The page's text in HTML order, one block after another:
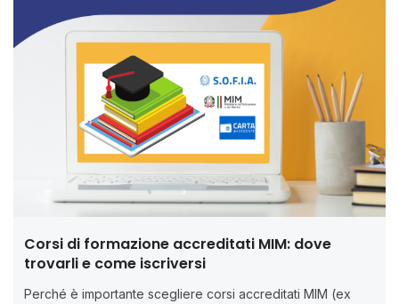
Corsi di formazione accreditati MIM: dove
trovarli e come iscriversi
Perché è importante scegliere corsi accreditati MIM (ex